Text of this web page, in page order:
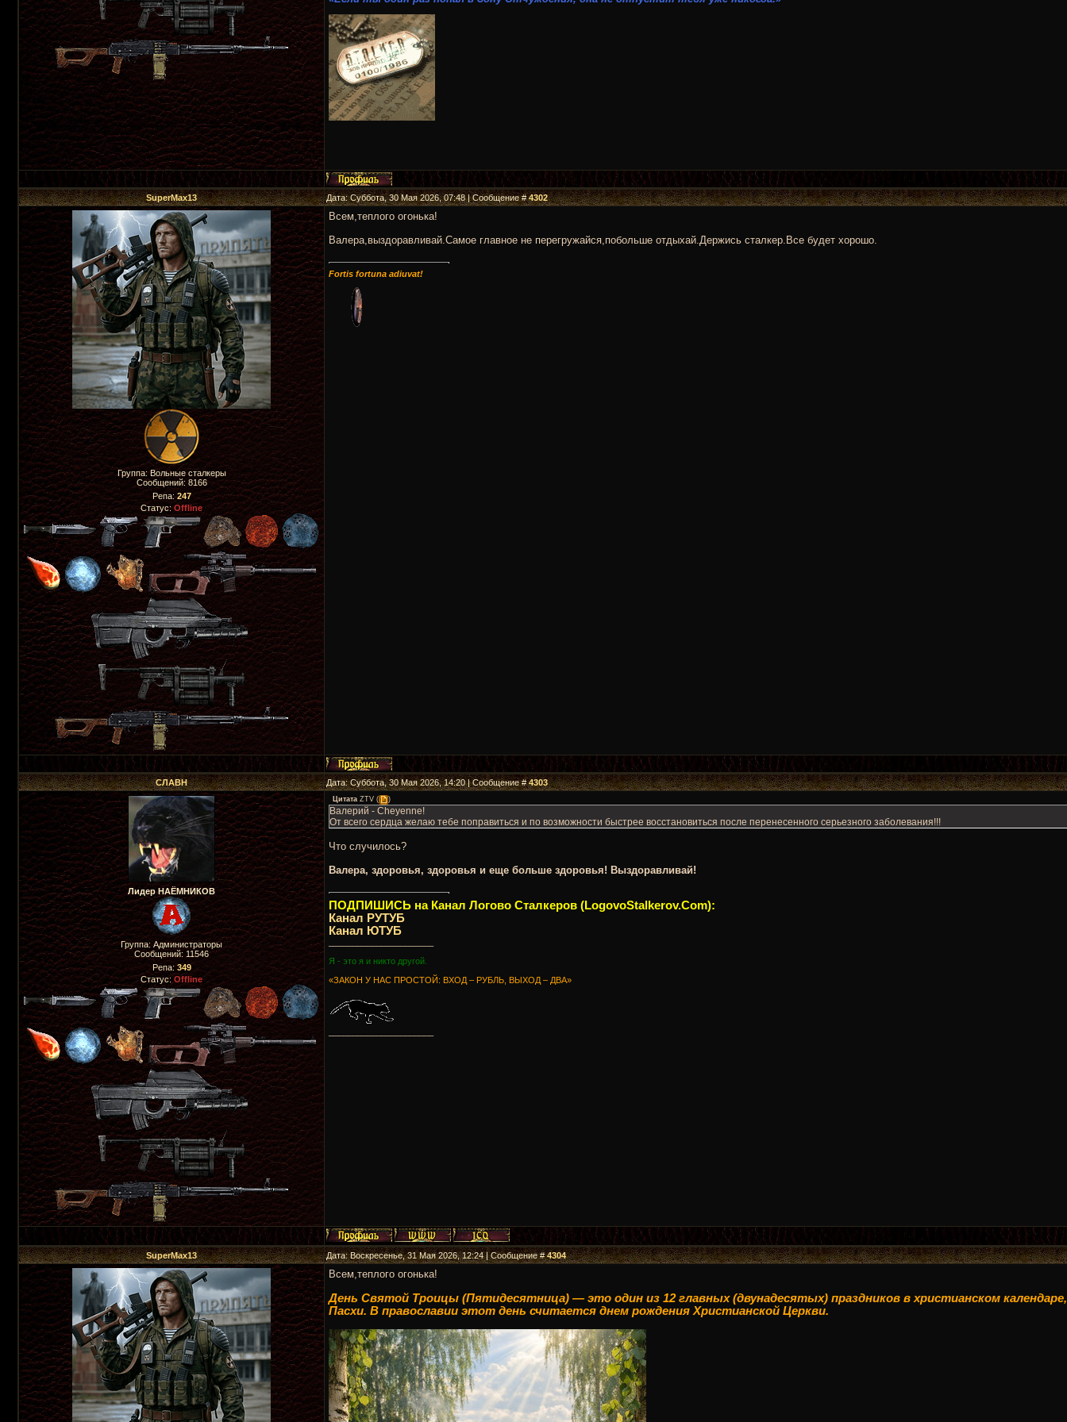
SuperMax13 Дата: Суббота, 30 Мая 2026, 07:48 | Сообщение #4302
Группа: Вольные сталкеры
Сообщений: 8166
Репа:247
Статус:Offline
Всем,теплого огонька!
Валера,выздоравливай.Самое главное не перегружайся,побольше отдыхай.Держись сталкер.Все будет хорошо.
Fortis fortuna adiuvat!
СЛАВН Дата: Суббота, 30 Мая 2026, 14:20 | Сообщение #4303
Лидер НАЁМНИКОВ
Группа: Администраторы
Сообщений: 11546
Репа: 349
Статус: Offline
Цитата ZTV ( )
Валерий - Cheyenne!
От всего сердца желаю тебе поправиться и по возможности быстрее восстановиться после перенесенного серьезного заболевания!!!
Что случилось?
Валера, здоровья, здоровья и еще больше здоровья! Выздоравливай!
ПОДПИШИСЬ на Канал Логово Сталкеров (LogovoStalkerov.Com):
Канал РУТУБ
Канал ЮТУБ
Я - это я и никто другой.
«ЗАКОН У НАС ПРОСТОЙ: ВХОД – РУБЛЬ, ВЫХОД – ДВА»
SuperMax13 Дата: Воскресенье, 31 Мая 2026, 12:24 | Сообщение #4304
Всем,теплого огонька!
День Святой Троицы (Пятидесятница) — это один из 12 главных (двунадесятых) праздников в христианском
Пасхи. В православии этот день считается днем рождения Христианской Церкви.